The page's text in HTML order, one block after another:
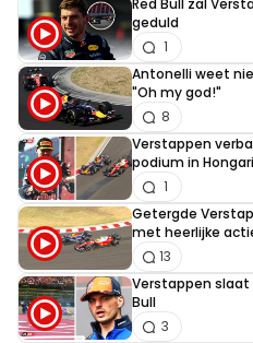
Red Bull zal
geduld
1
Antonelli weet
"Oh my god!"
8
Verstappen
podium in
1
Getergde
met heerlijke
13
Verstappen slaat
Bull
3